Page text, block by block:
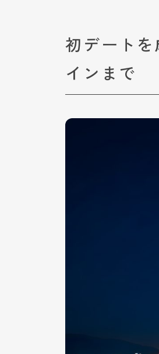
初デート
インまで